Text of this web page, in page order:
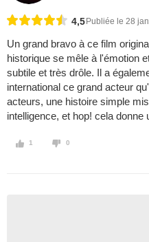
4,5 Publiée le 28
Un grand bravo à ce film
historique se mêle à l'émotion
subtile et très drôle. Il a
international ce grand acteur
acteurs, une histoire simple
intelligence, et hop! cela donne
1 0